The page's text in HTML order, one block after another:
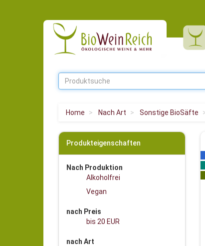
Home Nach Art Sonstige BioSäfte
Produkteigenschaften
Nach Produktion
Alkoholfrei
Vegan
nach Preis
bis 20 EUR
nach Art